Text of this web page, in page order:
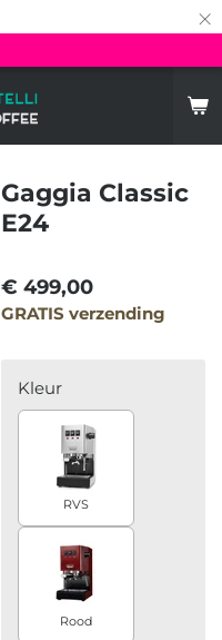
×
Gaggia Classic
E24
€ 499,00
GRATIS verzending
Kleur
RVS
Rood